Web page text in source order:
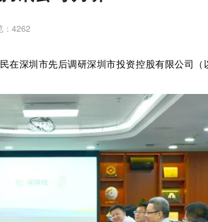
4262
深圳市先后调研深圳市投资控股有限公司（